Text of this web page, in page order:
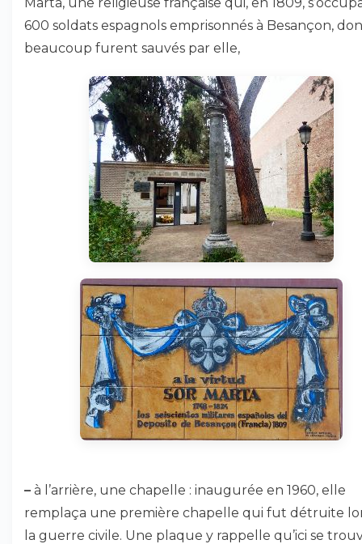
600 soldats espagnols emprisonnés à Besançon,
beaucoup furent sauvés par elle,
– à l’arrière, une chapelle : inaugurée en 1960, elle
remplaça une première chapelle qui fut détruite
la guerre civile. Une plaque y rappelle qu’ici se